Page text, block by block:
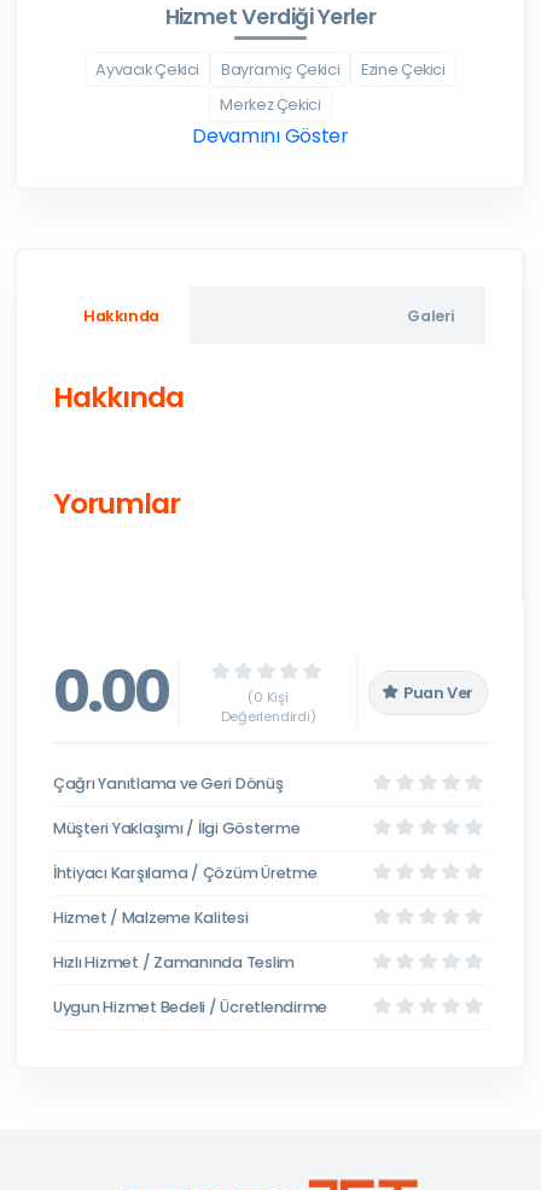
Hizmet Verdiği Yerler
Ayvacık Çekici Bayramiç Çekici
Ezine Çekici
Merkez Çekici
Devamını Göster
Hakkında Galeri
Hakkında
Yorumlar
0.00
(0 Kişi
Değerlendirdi)
Puan Ver
Çağrı Yanıtlama ve Geri Dönüş
Müşteri Yaklaşımı / İlgi Gösterme
İhtiyacı Karşılama / Çözüm Üretme
Hizmet / Malzeme Kalitesi
Hızlı Hizmet / Zamanında Teslim
Uygun Hizmet Bedeli / Ücretlendirme